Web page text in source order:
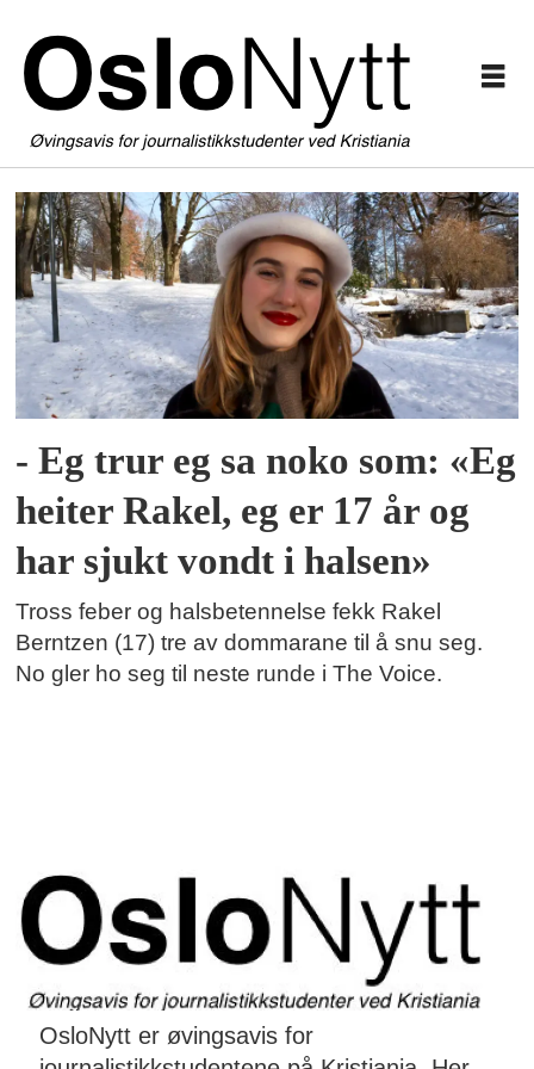
Tag:
lokalsamfunn
- Eg trur eg sa noko som: «Eg
heiter Rakel, eg er 17 år og
har sjukt vondt i halsen»
Tross feber og halsbetennelse fekk Rakel
Berntzen (17) tre av dommarane til å snu seg.
No gler ho seg til neste runde i The Voice.
OsloNytt er øvingsavis for